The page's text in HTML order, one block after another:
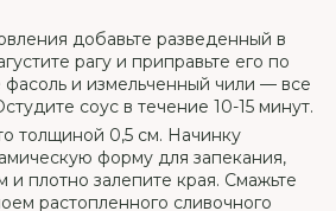
добавьте разведенный в
рагу и приправьте его по
фасоль и измельченный чили — все
соус в течение 10-15 минут.
толщиной 0,5 см. Начинку
форму для запекания,
и плотно залепите края. Смажьте
растопленного сливочного